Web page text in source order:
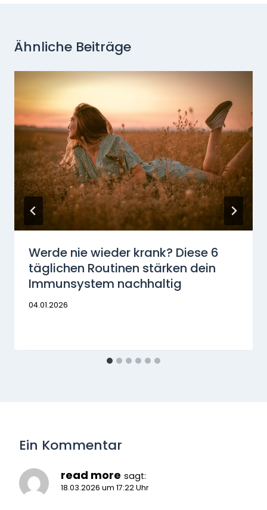
Ähnliche Beiträge
Werde nie wieder krank? Diese 6
täglichen Routinen stärken dein
Immunsystem nachhaltig
04.01.2026
Ein Kommentar
read more sagt:
18.03.2026 um 17:22 Uhr